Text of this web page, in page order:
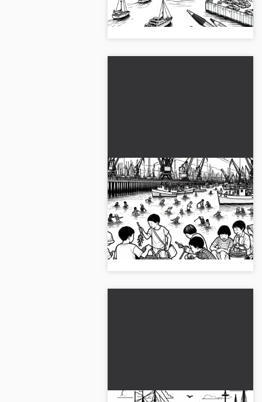
sayfasını deneyimleyin. Şimdi
ücretsiz indirin ve boyayın!...
Çocuklar limanda kova
kullanarak yengeç
yakalıyor - Ücretsiz
boyama sayfası
Çocukların limanda yengeç
yakaladığı bir boyama sayfası ile
eğlencenin tadını çıkar. Şimdi
ücretsiz indir!...